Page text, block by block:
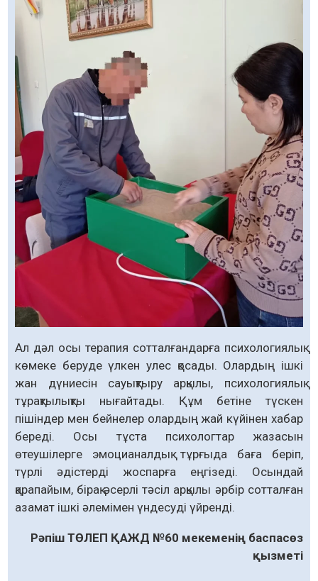
Ал дәл осы терапия сотталғандарға психологиялық
көмеке беруде үлкен улес қосады. Олардың ішкі
жан дүниесін сауықтыру арқылы, психологиялық
тұрақтылықты нығайтады. Құм бетіне түскен
пішіндер мен бейнелер олардың жай күйінен хабар
береді. Осы тұста психологтар жазасын
өтеушілерге эмоцианалдық тұрғыда баға беріп,
түрлі әдістерді жоспарға еңгізеді. Осындай
қарапайым, бірақ әсерлі тәсіл арқылы әрбір сотталған
азамат ішкі әлемімен үндесуді үйренді.
Рәпіш ТӨЛЕП ҚАЖД №60 мекеменің баспасөз
қызметі